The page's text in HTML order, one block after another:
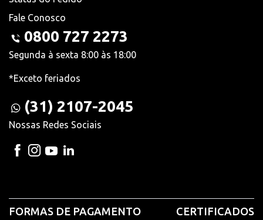
Fale Conosco
0800 727 2273
Segunda à sexta 8:00 às 18:00
*Exceto feriados
(31) 2107-2045
Nossas Redes Sociais
FORMAS DE PAGAMENTO CERTIFICADOS